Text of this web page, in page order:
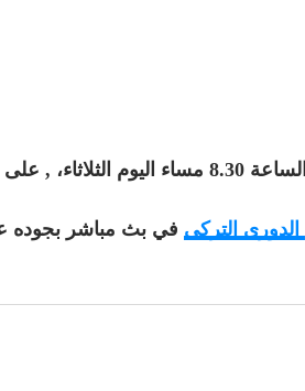
الدوري التركي في بث مباشر بجوده